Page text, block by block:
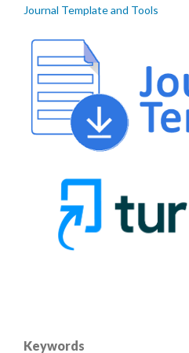
Journal Template and Tools
Keywords